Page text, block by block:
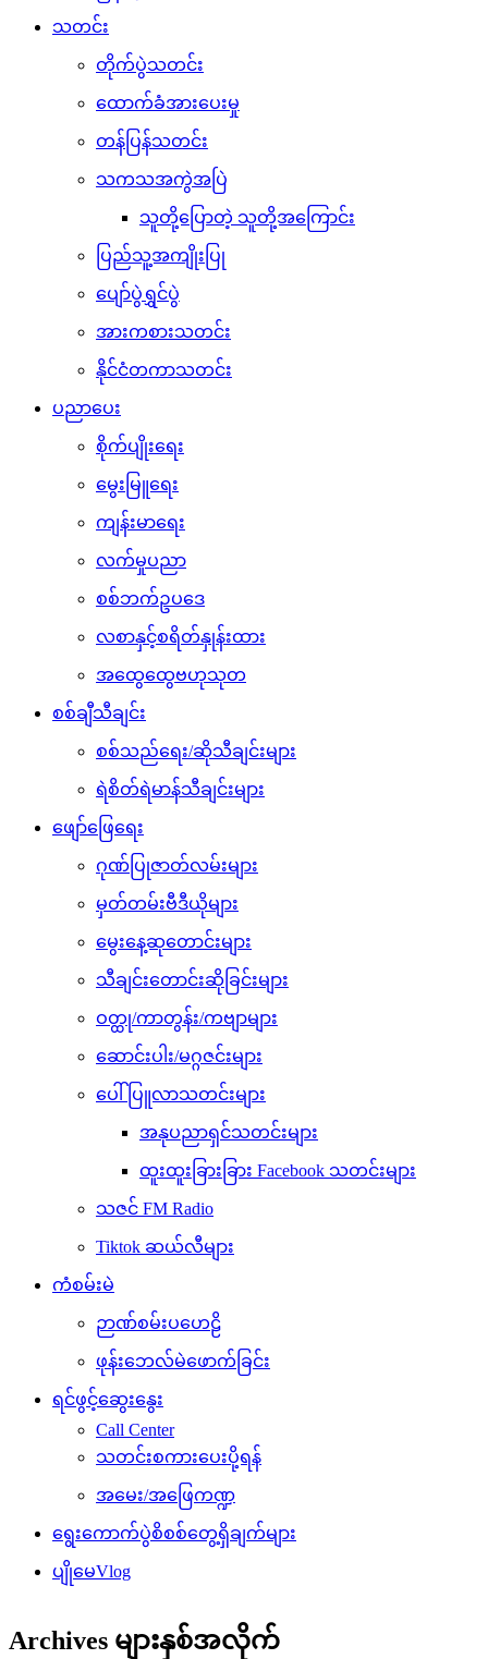
သတင်း
တိုက်ပွဲသတင်း
ထောက်ခံအားပေးမှု
တန်ပြန်သတင်း
သကသအကွဲအပြဲ
သူတို့ပြောတဲ့ သူတို့အကြောင်း
ပြည်သူ့အကျိုးပြု
ပျော်ပွဲရွှင်ပွဲ
အားကစားသတင်း
နိုင်ငံတကာသတင်း
ပညာပေး
စိုက်ပျိုးရေး
မွေးမြူရေး
ကျန်းမာရေး
လက်မှုပညာ
စစ်ဘက်ဥပဒေ
လစာနှင့်စရိတ်နှုန်းထား
အထွေထွေဗဟုသုတ
စစ်ချီသီချင်း
စစ်သည်ရေး/ဆိုသီချင်းများ
ရဲစိတ်ရဲမာန်သီချင်းများ
ဖျော်ဖြေရေး
ဂုဏ်ပြုဇာတ်လမ်းများ
မှတ်တမ်းဗီဒီယိုများ
မွေးနေ့ဆုတောင်းများ
သီချင်းတောင်းဆိုခြင်းများ
ဝတ္ထု/ကာတွန်း/ကဗျာများ
ဆောင်းပါး/မဂ္ဂဇင်းများ
ပေါ်ပြူလာသတင်းများ
အနုပညာရှင်သတင်းများ
ထူးထူးခြားခြား Facebook သတင်းများ
သဇင် FM Radio
Tiktok ဆယ်လီများ
ကံစမ်းမဲ
ဉာဏ်စမ်းပဟေဠိ
ဖုန်းဘေလ်မဲဖောက်ခြင်း
ရင်ဖွင့်ဆွေးနွေး
Call Center
သတင်းစကားပေးပို့ရန်
အမေး/အဖြေကဏ္ဍ
ရွေးကောက်ပွဲစိစစ်တွေ့ရှိချက်များ
ပျိုမေVlog
Archives များနှစ်အလိုက်